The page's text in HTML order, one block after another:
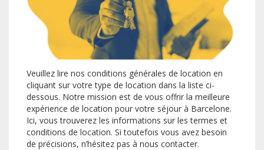
Veuillez lire nos conditions générales de location en
cliquant sur votre type de location dans la liste ci-
dessous. Notre mission est de vous offrir la meilleure
expérience de location pour votre séjour à Barcelone.
Ici, vous trouverez les informations sur les termes et
conditions de location. Si toutefois vous avez besoin
de précisions, n’hésitez pas à nous contacter.